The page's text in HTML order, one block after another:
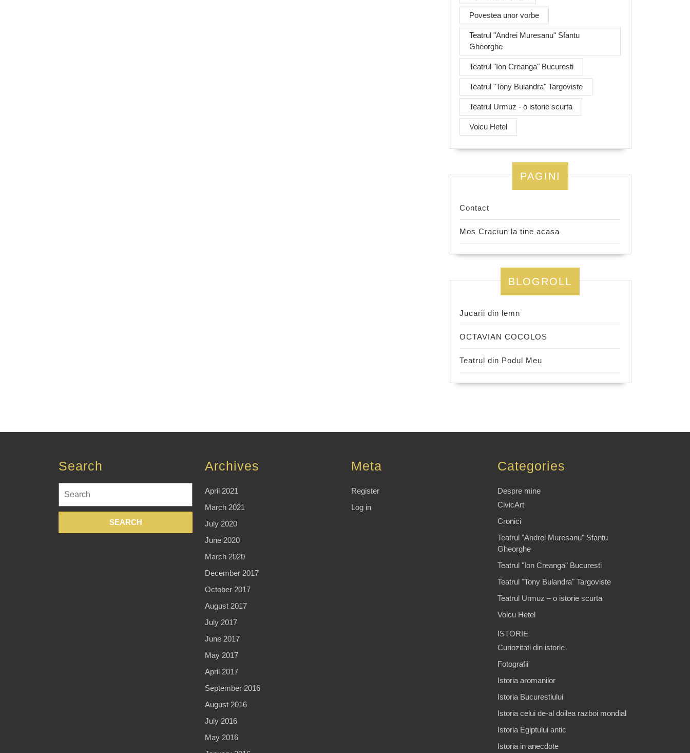
Povestea unor vorbe
Teatrul "Andrei Muresanu" Sfantu
Gheorghe
Teatrul "Ion Creanga" Bucuresti
Teatrul "Tony Bulandra" Targoviste
Teatrul Urmuz - o istorie scurta
Voicu Hetel
PAGINI
Contact
Mos Craciun la tine acasa
BLOGROLL
Jucarii din lemn
OCTAVIAN COCOLOS
Teatrul din Podul Meu
Search
for:
Archives
April 2021
March 2021
July 2020
June 2020
March 2020
December 2017
October 2017
August 2017
July 2017
June 2017
May 2017
April 2017
September 2016
August 2016
July 2016
May 2016
Meta
Register
Log in
Categories
Despre mine
CivicArt
Cronici
Teatrul "Andrei Muresanu" Sfantu
Gheorghe
Teatrul "Ion Creanga" Bucuresti
Teatrul "Tony Bulandra" Targoviste
Teatrul Urmuz – o istorie scurta
Voicu Hetel
ISTORIE
Curiozitati din istorie
Fotografii
Istoria aromanilor
Istoria Bucurestiului
Istoria celui de-al doilea razboi mondial
Istoria Egiptului antic
Istoria in anecdote